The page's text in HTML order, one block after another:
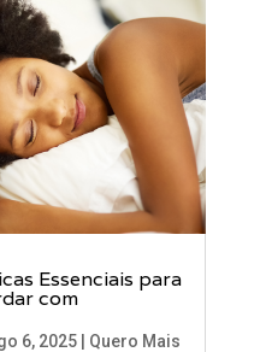
Essenciais para
com
6, 2025| Quero Mais